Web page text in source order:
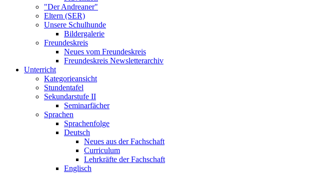
"Der Andreaner"
Eltern (SER)
Unsere Schulhunde
Bildergalerie
Freundeskreis
Neues vom Freundeskreis
Freundeskreis Newsletterarchiv
Unterricht
Kategorieansicht
Stundentafel
Sekundarstufe II
Seminarfächer
Sprachen
Sprachenfolge
Deutsch
Neues aus der Fachschaft
Curriculum
Lehrkräfte der Fachschaft
Englisch